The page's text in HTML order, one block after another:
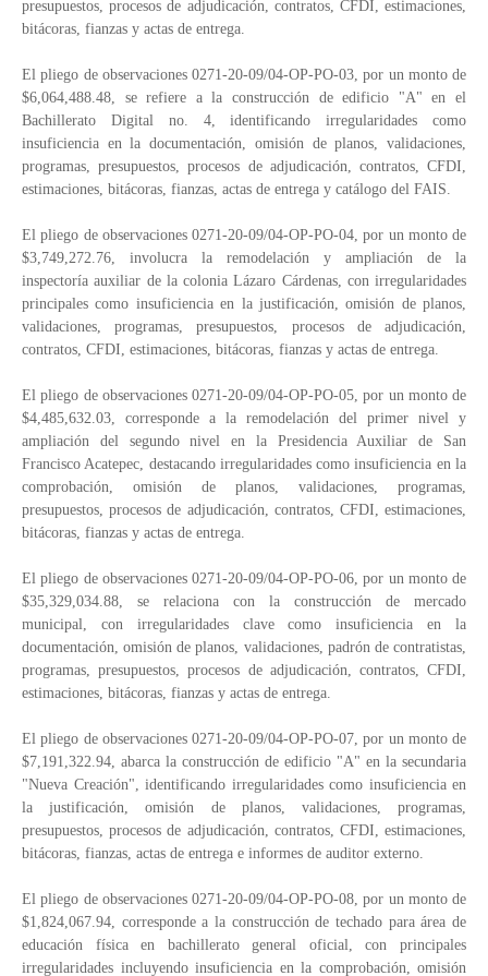
presupuestos, procesos de adjudicación, contratos, CFDI, estimaciones,
bitácoras, fianzas y actas de entrega.
El pliego de observaciones 0271-20-09/04-OP-PO-03, por un monto de
$6,064,488.48, se refiere a la construcción de edificio "A" en el
Bachillerato Digital no. 4, identificando irregularidades como
insuficiencia en la documentación, omisión de planos, validaciones,
programas, presupuestos, procesos de adjudicación, contratos, CFDI,
estimaciones, bitácoras, fianzas, actas de entrega y catálogo del FAIS.
El pliego de observaciones 0271-20-09/04-OP-PO-04, por un monto de
$3,749,272.76, involucra la remodelación y ampliación de la
inspectoría auxiliar de la colonia Lázaro Cárdenas, con irregularidades
principales como insuficiencia en la justificación, omisión de planos,
validaciones, programas, presupuestos, procesos de adjudicación,
contratos, CFDI, estimaciones, bitácoras, fianzas y actas de entrega.
El pliego de observaciones 0271-20-09/04-OP-PO-05, por un monto de
$4,485,632.03, corresponde a la remodelación del primer nivel y
ampliación del segundo nivel en la Presidencia Auxiliar de San
Francisco Acatepec, destacando irregularidades como insuficiencia en la
comprobación, omisión de planos, validaciones, programas,
presupuestos, procesos de adjudicación, contratos, CFDI, estimaciones,
bitácoras, fianzas y actas de entrega.
El pliego de observaciones 0271-20-09/04-OP-PO-06, por un monto de
$35,329,034.88, se relaciona con la construcción de mercado
municipal, con irregularidades clave como insuficiencia en la
documentación, omisión de planos, validaciones, padrón de contratistas,
programas, presupuestos, procesos de adjudicación, contratos, CFDI,
estimaciones, bitácoras, fianzas y actas de entrega.
El pliego de observaciones 0271-20-09/04-OP-PO-07, por un monto de
$7,191,322.94, abarca la construcción de edificio "A" en la secundaria
"Nueva Creación", identificando irregularidades como insuficiencia en
la justificación, omisión de planos, validaciones, programas,
presupuestos, procesos de adjudicación, contratos, CFDI, estimaciones,
bitácoras, fianzas, actas de entrega e informes de auditor externo.
El pliego de observaciones 0271-20-09/04-OP-PO-08, por un monto de
$1,824,067.94, corresponde a la construcción de techado para área de
educación física en bachillerato general oficial, con principales
irregularidades incluyendo insuficiencia en la comprobación, omisión